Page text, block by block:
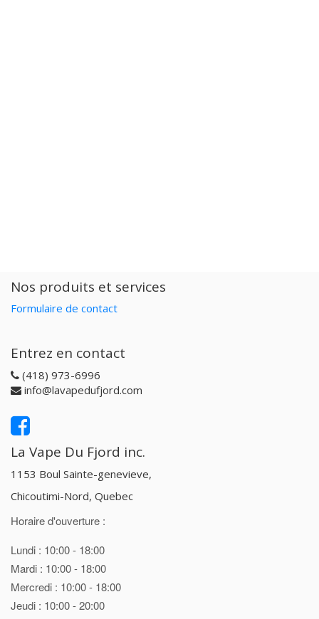
Nos produits et services
Formulaire de contact
Entrez en contact
(418) 973-6996
info@lavapedufjord.com
La Vape Du Fjord inc.
1153 Boul Sainte-genevieve,
Chicoutimi-Nord, Quebec
Horaire d'ouverture :
Lundi : 10:00 - 18:00
Mardi : 10:00 - 18:00
Mercredi : 10:00 - 18:00
Jeudi : 10:00 - 20:00